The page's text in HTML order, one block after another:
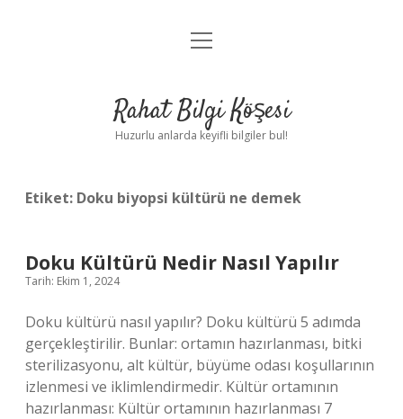
Anasayfa
Yasal Uyarı
menüyü
Rahat Bilgi Köşesi
Huzurlu anlarda keyifli bilgiler bul!
Etiket: Doku biyopsi kültürü ne demek
Doku Kültürü Nedir Nasıl Yapılır
Tarih: Ekim 1, 2024
Doku kültürü nasıl yapılır? Doku kültürü 5 adımda
gerçekleştirilir. Bunlar: ortamın hazırlanması, bitki
sterilizasyonu, alt kültür, büyüme odası koşullarının
izlenmesi ve iklimlendirmedir. Kültür ortamının
hazırlanması: Kültür ortamının hazırlanması 7